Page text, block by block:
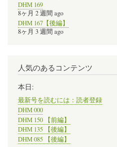
DHM 169
8ヶ月 2 週間 ago
DHM 167【後編】
8ヶ月 3 週間 ago
人気のあるコンテンツ
本日:
最新号を読むには：読者登録
DHM 000
DHM 150 【前編】
DHM 135 【後編】
DHM 085 【後編】